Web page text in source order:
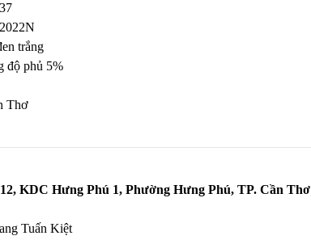
trắng
độ phủ 5%
Thơ
KDC Hưng Phú 1, Phường Hưng Phú, TP. Cần Thơ
Tuấn Kiệt